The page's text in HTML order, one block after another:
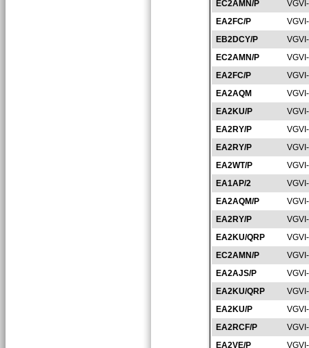
EC2AMN/P
EA2FC/P
EB2DCY/P
EC2AMN/P
EA2FC/P
EA2AQM
EA2KU/P
EA2RY/P
EA2RY/P
EA2WT/P
EA1AP/2
EA2AQM/P
EA2RY/P
EA2KU/QRP
EC2AMN/P
EA2AJS/P
EA2KU/QRP
EA2KU/P
EA2RCF/P
EA2VE/P